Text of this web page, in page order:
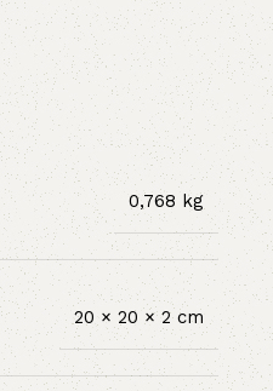
0,768 kg
20 × 20 × 2 cm